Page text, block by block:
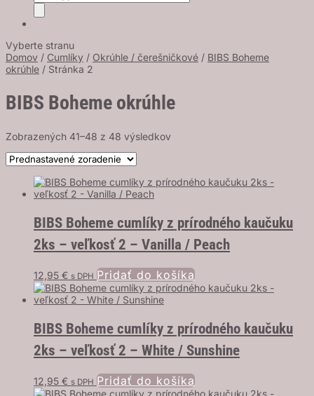
search
Vyberte stranu
Domov / Cumlíky / Okrúhle / čerešničkové / BIBS Boheme
okrúhle / Stránka 2
BIBS Boheme okrúhle
Zobrazených 41–48 z 48 výsledkov
BIBS Boheme cumlíky z prírodného kaučuku
2ks – veľkosť 2 – Vanilla / Peach
12,95 € s DPH Pridať do košíka
BIBS Boheme cumlíky z prírodného kaučuku
2ks – veľkosť 2 – White / Sunshine
12,95 € s DPH Pridať do košíka